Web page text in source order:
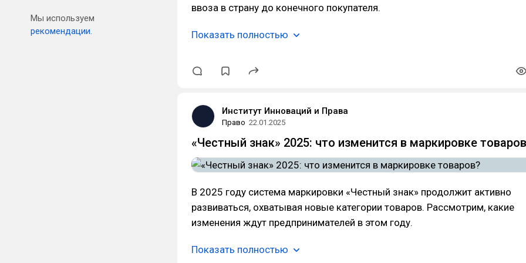
Мы используем
рекомендации.
ввоза в страну до конечного покупателя.
Показать полностью
Институт Инноваций и Права
Право 22.01.2025
«Честный знак» 2025: что изменится в маркировке
В 2025 году система маркировки «Честный знак» продолжит активно
развиваться, охватывая новые категории товаров. Рассмотрим, какие
изменения ждут предпринимателей в этом году.
Показать полностью